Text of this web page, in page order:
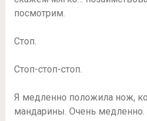
посмотрим.
Стоп.
Стоп-стоп-стоп.
Я медленно положила нож,
мандарины. Очень медленно.